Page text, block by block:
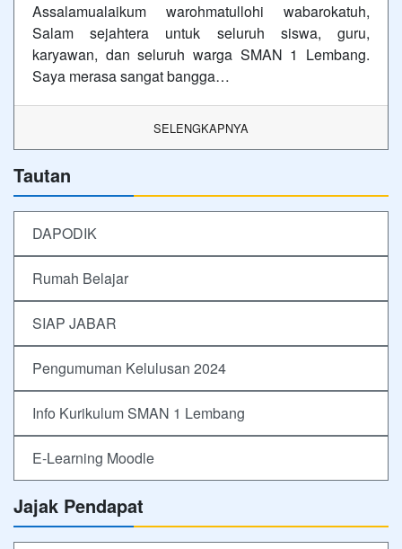
Assalamualaikum warohmatullohi wabarokatuh,
Salam sejahtera untuk seluruh siswa, guru,
karyawan, dan seluruh warga SMAN 1 Lembang.
Saya merasa sangat bangga…
SELENGKAPNYA
Tautan
DAPODIK
Rumah Belajar
SIAP JABAR
Pengumuman Kelulusan 2024
Info Kurikulum SMAN 1 Lembang
E-Learning Moodle
Jajak Pendapat